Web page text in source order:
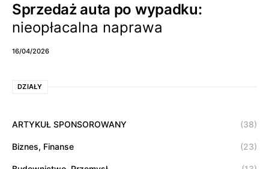
Sprzedaż auta po wypadku:
nieopłacalna naprawa
16/04/2026
DZIAŁY
ARTYKUŁ SPONSOROWANY (38)
Biznes, Finanse (23)